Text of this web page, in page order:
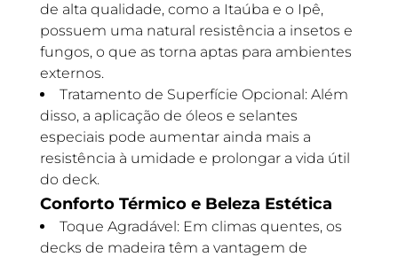
de alta qualidade, como a Itaúba e o Ipê,
possuem uma natural resistência a insetos e
fungos, o que as torna aptas para ambientes
externos.
Tratamento de Superfície Opcional: Além
disso, a aplicação de óleos e selantes
especiais pode aumentar ainda mais a
resistência à umidade e prolongar a vida útil
do deck.
Conforto Térmico e Beleza Estética
Toque Agradável: Em climas quentes, os
decks de madeira têm a vantagem de